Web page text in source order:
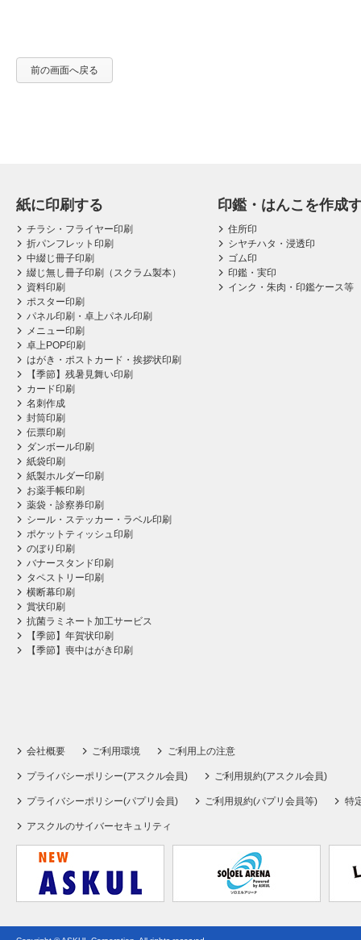
前の画面へ戻る
紙に印刷する
チラシ・フライヤー印刷
折パンフレット印刷
中綴じ冊子印刷
綴じ無し冊子印刷（スクラム製本）
資料印刷
ポスター印刷
パネル印刷・卓上パネル印刷
メニュー印刷
卓上POP印刷
はがき・ポストカード・挨拶状印刷
【季節】残暑見舞い印刷
カード印刷
名刺作成
封筒印刷
伝票印刷
ダンボール印刷
紙袋印刷
紙製ホルダー印刷
お薬手帳印刷
薬袋・診察券印刷
シール・ステッカー・ラベル印刷
ポケットティッシュ印刷
のぼり印刷
バナースタンド印刷
タペストリー印刷
横断幕印刷
賞状印刷
抗菌ラミネート加工サービス
【季節】年賀状印刷
【季節】喪中はがき印刷
印鑑・はんこを作成
住所印
シヤチハタ・浸透印
ゴム印
印鑑・実印
インク・朱肉・印鑑ケース等
会社概要 ご利用環境 ご利用上の注意
プライバシーポリシー(アスクル会員) ご利用規約(アスクル会員)
プライバシーポリシー(パプリ会員) ご利用規約(パプリ会員等) 特
アスクルのサイバーセキュリティ